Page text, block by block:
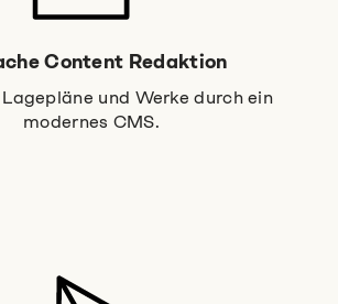
Content Redaktion
und Werke durch ein
modernes CMS.